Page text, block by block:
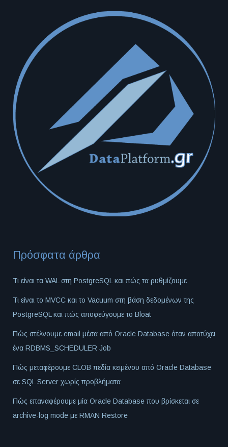
Πρόσφατα άρθρα
Τι είναι τα WAL στη PostgreSQL και πώς τα ρυθμίζουμε
Τι είναι το MVCC και το Vacuum στη βάση δεδομένων της
PostgreSQL και πώς αποφεύγουμε το Bloat
Πώς στέλνουμε email μέσα από Oracle Database όταν αποτύχει
ένα RDBMS_SCHEDULER Job
Πώς μεταφέρουμε CLOB πεδία κειμένου από Oracle Database
σε SQL Server χωρίς προβλήματα
Πώς επαναφέρουμε μία Oracle Database που βρίσκεται σε
archive-log mode με RMAN Restore